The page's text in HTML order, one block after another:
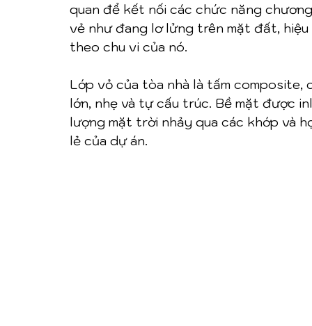
quan để kết nối các chức năng
vẻ như đang lơ lửng trên mặt đất,
theo chu vi của nó.
Lớp vỏ của tòa nhà là tấm
lớn, nhẹ và tự cấu trúc. Bề mặt được
lượng mặt trời nhảy qua các khớp và
lẻ của dự án.